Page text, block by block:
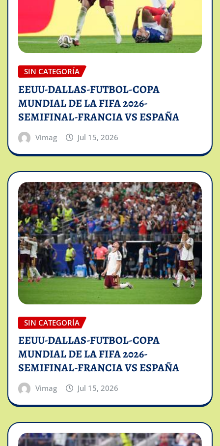
SIN CATEGORÍA
EEUU-DALLAS-FUTBOL-COPA
MUNDIAL DE LA FIFA 2026-
SEMIFINAL-FRANCIA VS ESPAÑA
Vimag Jul 15, 2026
SIN CATEGORÍA
EEUU-DALLAS-FUTBOL-COPA
MUNDIAL DE LA FIFA 2026-
SEMIFINAL-FRANCIA VS ESPAÑA
Vimag Jul 15, 2026